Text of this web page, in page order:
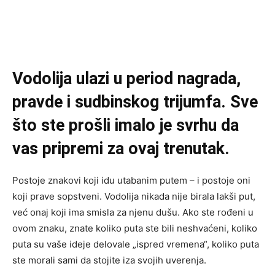
Vodolija ulazi u period nagrada,
pravde i sudbinskog trijumfa. Sve
što ste prošli imalo je svrhu da
vas pripremi za ovaj trenutak.
Postoje znakovi koji idu utabanim putem – i postoje oni
koji prave sopstveni. Vodolija nikada nije birala lakši put,
već onaj koji ima smisla za njenu dušu. Ako ste rođeni u
ovom znaku, znate koliko puta ste bili neshvaćeni, koliko
puta su vaše ideje delovale „ispred vremena“, koliko puta
ste morali sami da stojite iza svojih uverenja.